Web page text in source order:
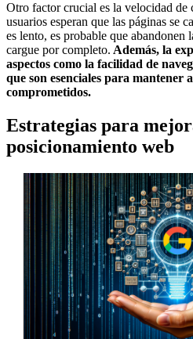
Otro factor crucial es la velocidad de
usuarios esperan que las páginas se
es lento, es probable que abandonen
cargue por completo. Además, la
aspectos como la facilidad de
que son esenciales para mantener
comprometidos.
Estrategias para
posicionamiento web